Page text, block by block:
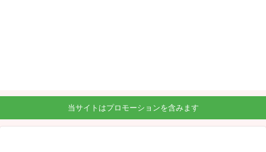
当サイトはプロモーションを含みます